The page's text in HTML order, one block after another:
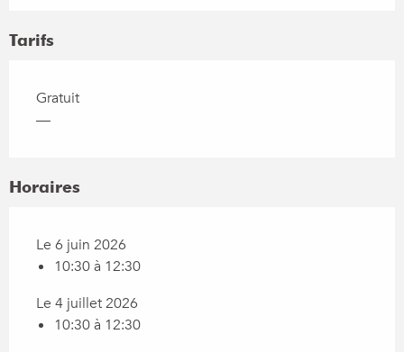
Tarifs
Gratuit
—
Horaires
Le 6 juin 2026
10:30 à 12:30
Le 4 juillet 2026
10:30 à 12:30